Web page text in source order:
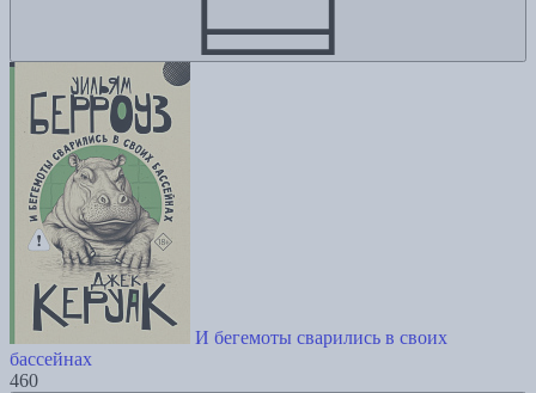
И бегемоты сварились в своих
бассейнах
460